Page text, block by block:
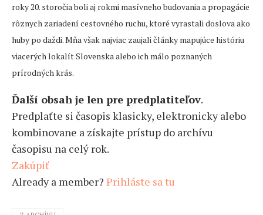
roky 20. storočia boli aj rokmi masívneho budovania a propagácie
rôznych zariadení cestovného ruchu, ktoré vyrastali doslova ako
huby po daždi. Mňa však najviac zaujali články mapujúce históriu
viacerých lokalít Slovenska alebo ich málo poznaných
prírodných krás.
Ďalší obsah je len pre predplatiteľov.
Predplaťte si časopis klasicky, elektronicky alebo
kombinovane a získajte prístup do archívu
časopisu na celý rok.
Zakúpiť
Already a member? Prihláste sa tu